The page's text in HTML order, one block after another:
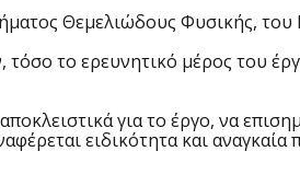
Θεμελιώδους Φυσικής,
τόσο το ερευνητικό μέρος του
για το έργο, να
ειδικότητα και αναγκαία